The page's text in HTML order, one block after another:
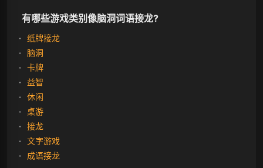
有哪些游戏类别像脑洞词语接龙?
纸牌接龙
脑洞
卡牌
益智
休闲
桌游
接龙
文字游戏
成语接龙